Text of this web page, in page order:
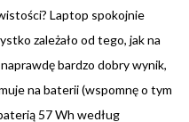
Laptop spokojnie
zależało od tego, jak na
bardzo dobry wynik,
na baterii (wspomnę o tym
57 Wh według